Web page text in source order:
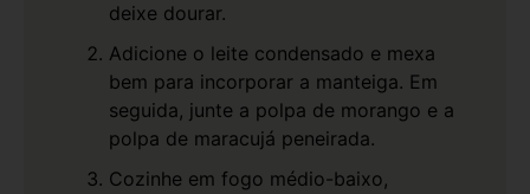
deixe dourar.
Adicione o leite condensado e mexa
bem para incorporar a manteiga. Em
seguida, junte a polpa de morango e a
polpa de maracujá peneirada.
Cozinhe em fogo médio-baixo,